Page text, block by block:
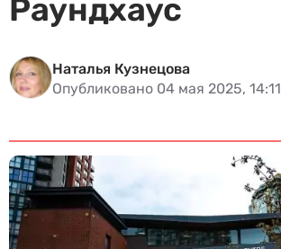
Раундхаус
Наталья Кузнецова
Опубликовано 04 мая 2025, 14:11